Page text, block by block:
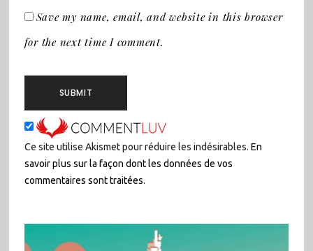
Save my name, email, and website in this browser
for the next time I comment.
Ce site utilise Akismet pour réduire les indésirables. En
savoir plus sur la façon dont les données de vos
commentaires sont traitées.